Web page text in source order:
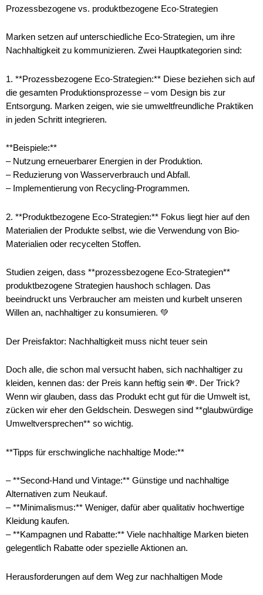
Prozessbezogene vs. produktbezogene Eco-Strategien
Marken setzen auf unterschiedliche Eco-Strategien, um ihre
Nachhaltigkeit zu kommunizieren. Zwei Hauptkategorien sind:
1. **Prozessbezogene Eco-Strategien:** Diese beziehen sich auf
die gesamten Produktionsprozesse – vom Design bis zur
Entsorgung. Marken zeigen, wie sie umweltfreundliche Praktiken
in jeden Schritt integrieren.
**Beispiele:**
– Nutzung erneuerbarer Energien in der Produktion.
– Reduzierung von Wasserverbrauch und Abfall.
– Implementierung von Recycling-Programmen.
2. **Produktbezogene Eco-Strategien:** Fokus liegt hier auf den
Materialien der Produkte selbst, wie die Verwendung von Bio-
Materialien oder recycelten Stoffen.
Studien zeigen, dass **prozessbezogene Eco-Strategien**
produktbezogene Strategien haushoch schlagen. Das
beeindruckt uns Verbraucher am meisten und kurbelt unseren
Willen an, nachhaltiger zu konsumieren. 💚
Der Preisfaktor: Nachhaltigkeit muss nicht teuer sein
Doch alle, die schon mal versucht haben, sich nachhaltiger zu
kleiden, kennen das: der Preis kann heftig sein 💸. Der Trick?
Wenn wir glauben, dass das Produkt echt gut für die Umwelt ist,
zücken wir eher den Geldschein. Deswegen sind **glaubwürdige
Umweltversprechen** so wichtig.
**Tipps für erschwingliche nachhaltige Mode:**
– **Second-Hand und Vintage:** Günstige und nachhaltige
Alternativen zum Neukauf.
– **Minimalismus:** Weniger, dafür aber qualitativ hochwertige
Kleidung kaufen.
– **Kampagnen und Rabatte:** Viele nachhaltige Marken bieten
gelegentlich Rabatte oder spezielle Aktionen an.
Herausforderungen auf dem Weg zur nachhaltigen Mode